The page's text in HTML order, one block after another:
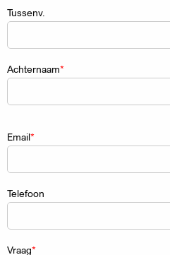
Tussenv.
Achternaam
Email
Telefoon
Vraag